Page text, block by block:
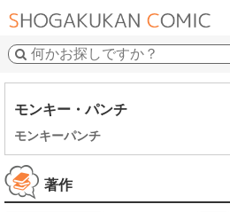
モンキー・パンチ
モンキーパンチ
著作